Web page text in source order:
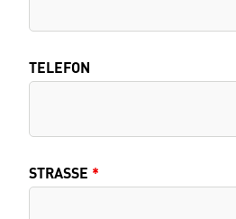
TELEFON
STRASSE *